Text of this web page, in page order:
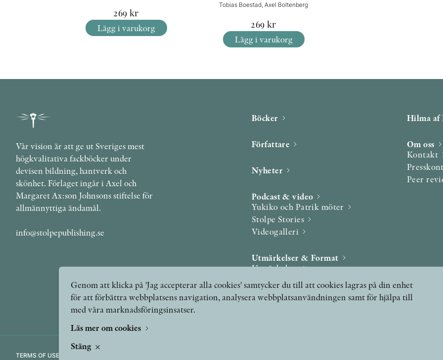
269 kr
Lägg i varukorg
Tobias Boestad, Axel Boltenberg
269 kr
Lägg i varukorg
Vår vision är att ge ut Sveriges mest
högkvalitativa fackböcker under
devisen bildning, hantverk och
skönhet. Förlaget ingår i Axel och
Margaret Ax:son Johnsons stiftelse för
allmännyttiga ändamål.
info@stolpepublishing.se
Böcker
Författare
Nyheter
Podcast & video
Yukiko och Patrik möter
Stolpe Stories
Videogalleri
Utmärkelser & Format
Utmärkelser
Övriga format
Hilma
Om oss
Kontakt
Peer
TERMS OF USE
Genom att klicka på 'Jag accepterar alla cookies' samtycker du till att cookies lagras på din enhet
för att förbättra webbplatsens navigation, analysera webbplatsanvändningen samt för hjälpa till
med våra marknadsföringsinsatser.
Läs mer om cookies
Stäng